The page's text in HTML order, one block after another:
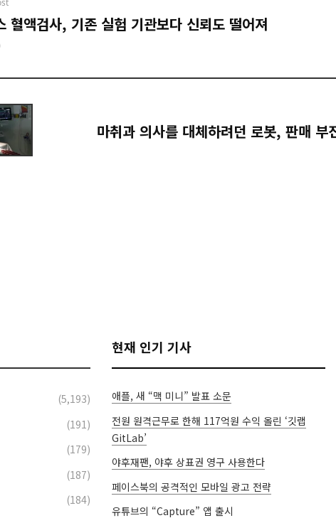
혈액검사, 기존 실험 기관보다 신뢰도 떨어져
마취과 의사를 대체하려던 로봇, 판매 부
(5,193)
(191)
(179)
(187)
(184)
현재 인기 기사
애플, 새 “맥 미니” 발표 소문
전원 원격근무로 한해 117억원 수익 올린 ‘깃랩
GitLab’
야후재팬, 야후 상표권 영구 사용한다
페이스북의 공격적인 모바일 광고 전략
유튜브의 “Capture” 앱 출시